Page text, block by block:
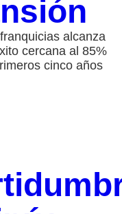
alcanza
cercana al 85%
cinco años